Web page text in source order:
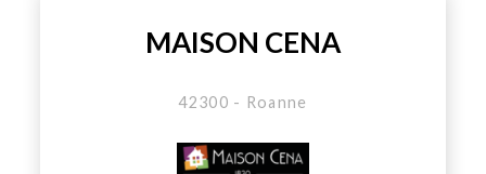
MAISON CENA
42300 - Roanne